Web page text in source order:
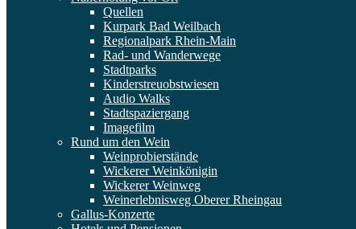
Quellen
Kurpark Bad Weilbach
Regionalpark Rhein-Main
Rad- und Wanderwege
Stadtparks
Kinderstreuobstwiesen
Audio Walks
Stadtspaziergang
Imagefilm
Rund um den Wein
Weinprobierstände
Wickerer Weinkönigin
Wickerer Weinweg
Weinerlebnisweg Oberer Rheingau
Gallus-Konzerte